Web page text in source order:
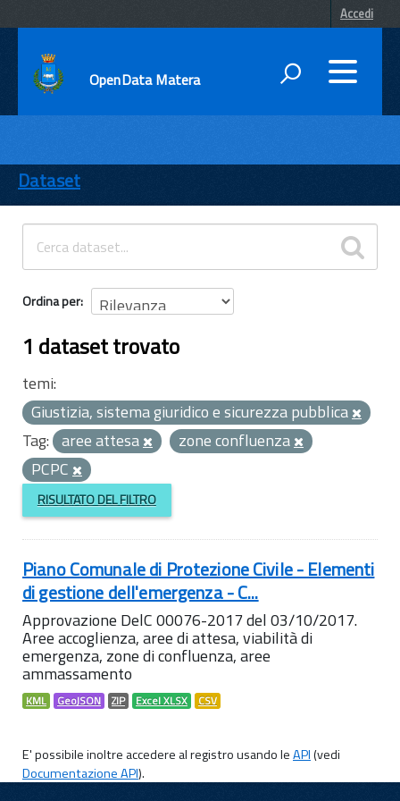
Accedi
OpenData Matera
ENTI
TEMI
INFORMAZIONI
Dataset
Ordina per
1 dataset trovato
temi:
Giustizia, sistema giuridico e sicurezza pubblica
Tag: aree attesa
zone confluenza
PCPC
RISULTATO DEL FILTRO
Piano Comunale di Protezione Civile - Elementi
di gestione dell'emergenza - C...
Approvazione DelC 00076-2017 del 03/10/2017.
Aree accoglienza, aree di attesa, viabilità di
emergenza, zone di confluenza, aree
ammassamento
KML GeoJSON ZIP Excel XLSX CSV
E' possibile inoltre accedere al registro usando leAPI(vedi
Documentazione API).